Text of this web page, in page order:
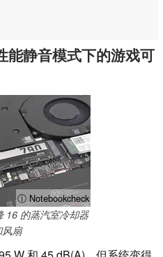
静音模式下的游戏可
ⓘ Notebookcheck
16 的蒸汽室冷却器
扇